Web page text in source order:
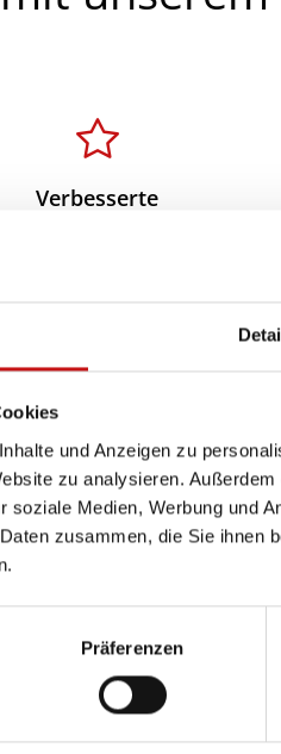
und Anzeigen zu
zu analysieren.
soziale Medien, Werbung und
zusammen, die Sie ihnen
Präferenzen
Verbesserte
halten
angenehm
und reduzieren die
Notwendigkeit einer
Das spart
und trägt zum
Umweltschutz bei.
Große Farb- und